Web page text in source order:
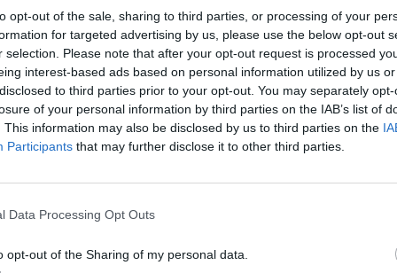
opt-out of the sale, sharing to third parties, or processing of your
for targeted advertising by us, please use the below opt-out
selection. Please note that after your opt-out request is processed
interest-based ads based on personal information utilized by us
to third parties prior to your opt-out. You may separately
of your personal information by third parties on the IAB’s list of
This information may also be disclosed by us to third parties on the
Participants that may further disclose it to other third parties.
Data Processing Opt Outs
opt-out of the Sharing of my personal data.
των δημοσιογράφων κατά την
αποτελεί θεμελιώδη προϋπόθεση για την
της διαφάνειας σε γεγονότα
στα αποτελέσματα αναζήτησης